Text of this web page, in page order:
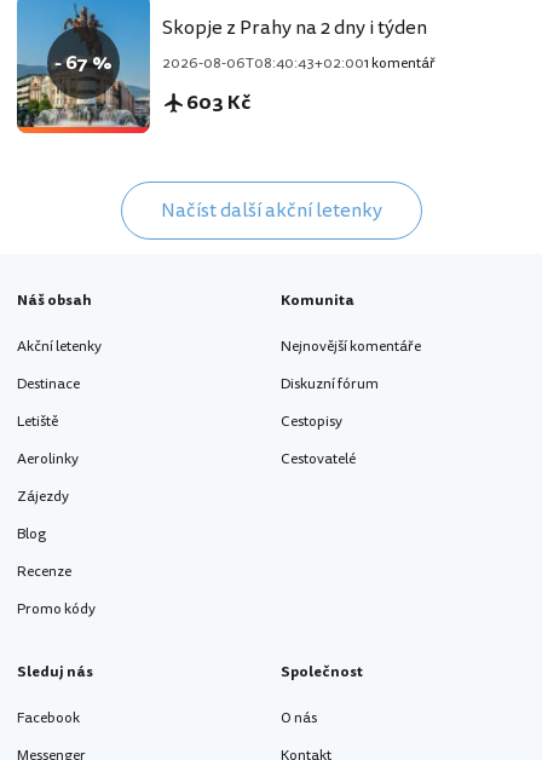
- 67 %
Skopje z Prahy na 2 dny i týden
2026-08-06T08:40:43+02:001 komentář
603 Kč
Načíst další akční letenky
Náš obsah
Akční letenky
Destinace
Letiště
Aerolinky
Zájezdy
Blog
Recenze
Promo kódy
Komunita
Nejnovější komentáře
Diskuzní fórum
Cestopisy
Cestovatelé
Sleduj nás
Facebook
Messenger
Společnost
O nás
Kontakt